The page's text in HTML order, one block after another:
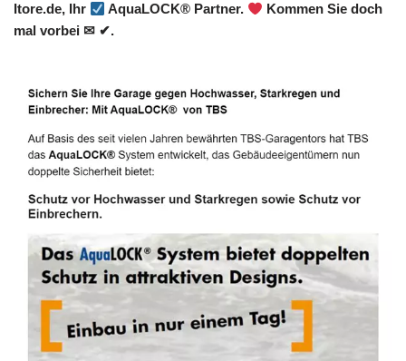
Itore.de, Ihr
AquaLOCK® Partner.
Kommen Sie doch
mal vorbei ✉ ✔.